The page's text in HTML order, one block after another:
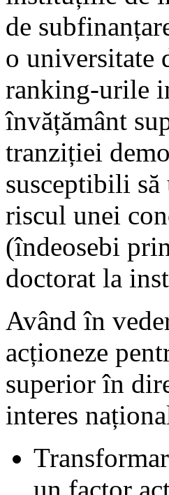
de
o universitate
ranking-urile
învățământ
tranziției
susceptibili
riscul unei
(îndeosebi
doctorat la
Având în
acționeze
superior în
interes
un factor